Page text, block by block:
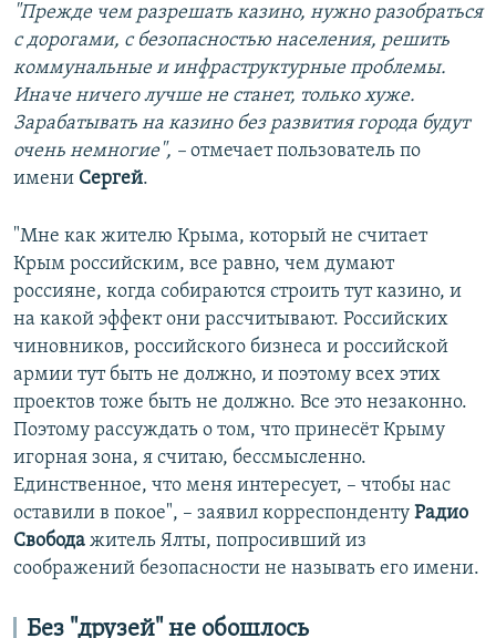
"Прежде чем разрешать казино, нужно разобраться
с дорогами, с безопасностью населения, решить
коммунальные и инфраструктурные проблемы.
Иначе ничего лучше не станет, только хуже.
Зарабатывать на казино без развития города будут
очень немногие", – отмечает пользователь по
имени Сергей.
"Мне как жителю Крыма, который не считает
Крым российским, все равно, чем думают
россияне, когда собираются строить тут казино, и
на какой эффект они рассчитывают. Российских
чиновников, российского бизнеса и российской
армии тут быть не должно, и поэтому всех этих
проектов тоже быть не должно. Все это незаконно.
Поэтому рассуждать о том, что принесёт Крыму
игорная зона, я считаю, бессмысленно.
Единственное, что меня интересует, – чтобы нас
оставили в покое", – заявил корреспонденту Радио
Свобода житель Ялты, попросивший из
соображений безопасности не называть его имени.
Без "друзей" не обошлось